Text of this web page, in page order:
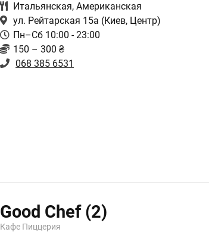
Итальянская,Американская
ул. Рейтарская 15a (Киев, Центр)
Пн–Сб 10:00 - 23:00
150 – 300 ₴
068 385 6531
Good Chef(2)
Кафе Пиццерия